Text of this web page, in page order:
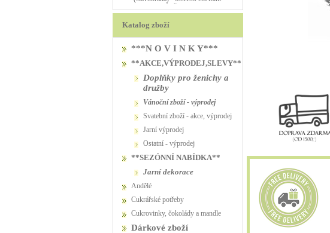
PŮJČOVNA
PŮJČOVNA
Katalog zboží
***N O V I N K Y***
**AKCE,VÝPRODEJ,SLEVY**
Doplňky pro ženichy a
družby
vánoční zboží - výprodej
svatební zboží - akce, výprodej
jarní výprodej
ostatní - výprodej
**SEZÓNNÍ NABÍDKA**
jarní dekorace
Andělé
Cukrářské potřeby
Cukrovinky, čokolády a mandle
Dárkové zboží